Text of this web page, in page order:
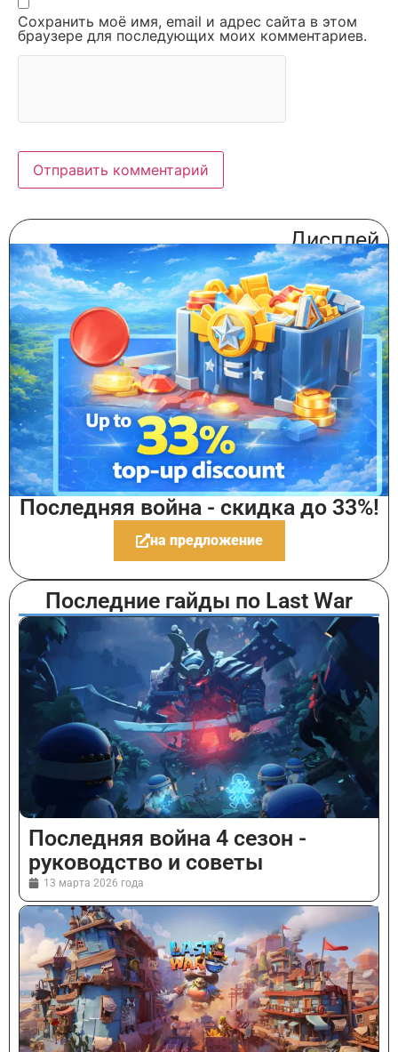
Сохранить моё имя, email и адрес сайта в этом
браузере для последующих моих комментариев.
Дисплей
Последняя война - скидка до 33%!
на предложение
Последние гайды по Last War
Последняя война 4 сезон -
руководство и советы
13 марта 2026 года